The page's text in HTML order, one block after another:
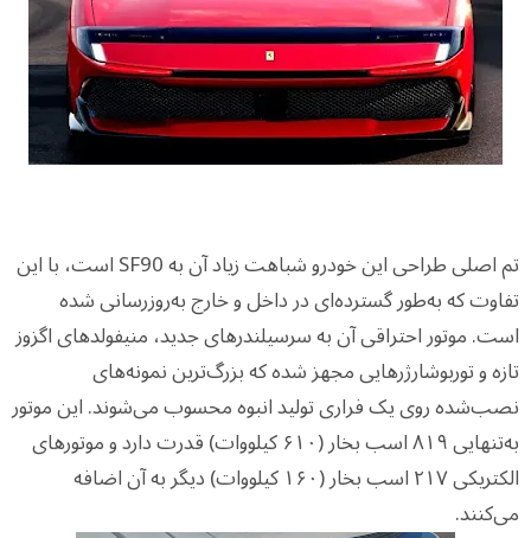
تم اصلی طراحی این خودرو شباهت زیاد آن به SF90 است، با این
تفاوت که به‌طور گسترده‌ای در داخل و خارج به‌روزرسانی شده
است. موتور احتراقی آن به سرسیلندرهای جدید، منیفولدهای اگزوز
تازه و توربوشارژرهایی مجهز شده که بزرگ‌ترین نمونه‌های
نصب‌شده روی یک فراری تولید انبوه محسوب می‌شوند. این موتور
به‌تنهایی ۸۱۹ اسب بخار (۶۱۰ کیلووات) قدرت دارد و موتورهای
الکتریکی ۲۱۷ اسب بخار (۱۶۰ کیلووات) دیگر به آن اضافه
می‌کنند.